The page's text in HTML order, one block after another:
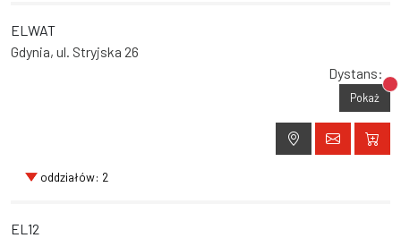
ELWAT
Gdynia, ul. Stryjska 26
Dystans:
Pokaż
oddziałów: 2
EL12